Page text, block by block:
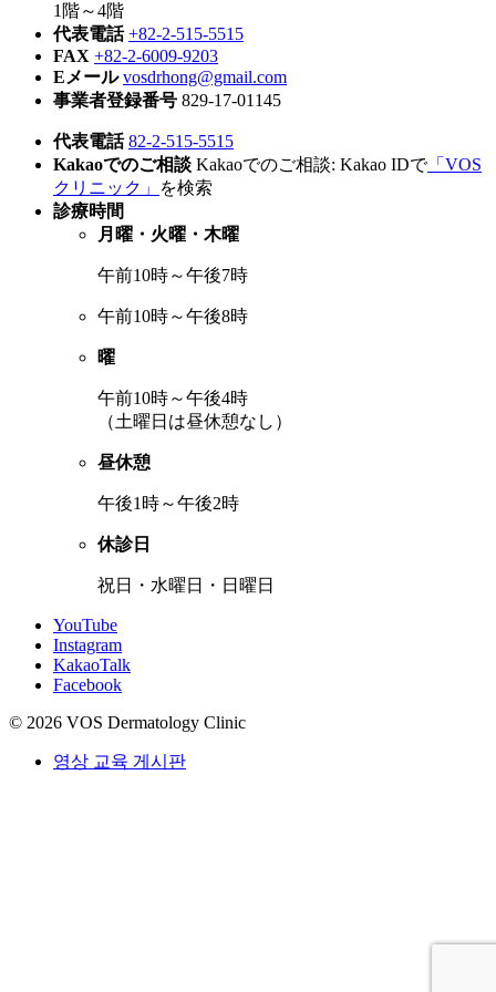
1階～4階
代表電話 +82-2-515-5515
FAX +82-2-6009-9203
Eメール vosdrhong@gmail.com
事業者登録番号 829-17-01145
代表電話 82-2-515-5515
Kakaoでのご相談 Kakaoでのご相談: Kakao IDで「VOS
クリニック」
を検索
診療時間
月曜・火曜・木曜
午前10時～午後7時
午前10時～午後8時
曜
午前10時～午後4時
（土曜日は昼休憩なし）
昼休憩
午後1時～午後2時
休診日
祝日・水曜日・日曜日
YouTube
Instagram
KakaoTalk
Facebook
© 2026 VOS Dermatology Clinic
영상 교육 게시판